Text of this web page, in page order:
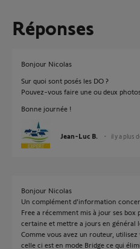
Réponses
Bonjour Nicolas
Sur quoi sont posés les DO ?
Pouvez-vous faire une ou deux
Bonne journée !
Jean-Luc B. il y a plus
Bonjour Nicolas
Un complément d'information
Free a récemment mis à jour ses
certaine et mettre a jours en général
Comme vous avez un routeur,
celle ci est en mode Bridge ce qui